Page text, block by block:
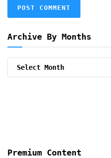
Archive By Months
Premium Content